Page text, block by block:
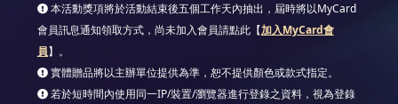
本活動獎項將於活動結束後五個工作天內抽出，屆時將以MyCard
會員訊息通知領取方式，尚未加入會員請點此【加入MyCard會
員】。
實體贈品將以主辦單位提供為準，恕不提供顏色或款式指定。
若於短時間內使用同一IP/裝置/瀏覽器進行登錄之資料，視為登錄